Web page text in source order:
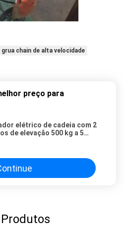
grua chain de alta velocidade
preço para
elétrico de cadeia com 2
de elevação 500 kg a 5